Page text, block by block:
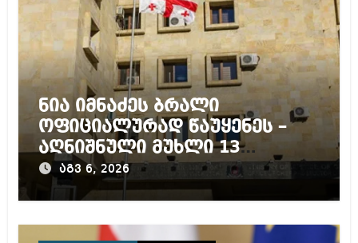
ნია იმნაძეს ბრალი
ოფიციალურად წაუყენეს –
აღნიშნული მუხლი 13
წლამდე პატიმრობას
ითვალისწინებს
აგვ 6, 2026